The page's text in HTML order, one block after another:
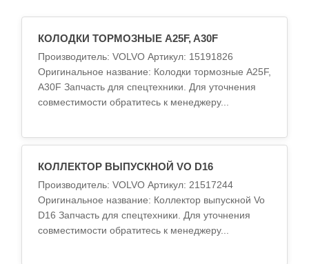
КОЛОДКИ ТОРМОЗНЫЕ A25F, A30F
Производитель: VOLVO Артикул: 15191826
Оригинальное название: Колодки тормозные A25F,
A30F Запчасть для спецтехники. Для уточнения
совместимости обратитесь к менеджеру...
КОЛЛЕКТОР ВЫПУСКНОЙ VO D16
Производитель: VOLVO Артикул: 21517244
Оригинальное название: Коллектор выпускной Vo
D16 Запчасть для спецтехники. Для уточнения
совместимости обратитесь к менеджеру...